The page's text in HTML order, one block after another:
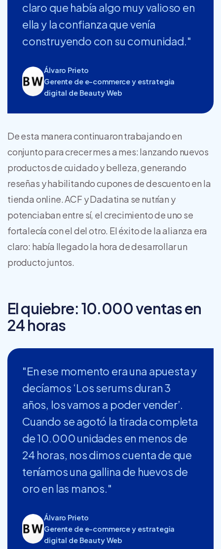
claro que había algo muy valioso en
ella y la confianza que venía
construyendo con su comunidad."
Álvaro Prieto
Gerente de e-commerce y estrategia
digital de Beauty Web
De esta manera continuaron trabajando en
conjunto para crecer mes a mes: lanzando nuevos
productos de cuidado y belleza, generando
reseñas y habilitando cupones de descuento en la
tienda online. ACF y Dadatina se nutrían y
potenciaban entre sí, el crecimiento de uno se
fortalecía con el del otro. El éxito de la alianza era
claro: había llegado la hora de desarrollar un
producto juntos.
El quiebre: 10.000 ventas en
24 horas
"En ese momento era una apuesta y
decíamos ‘Los serums duran 3
años, los vamos a poder vender’.
Cuando se agotó la tirada completa
de 10.000 unidades en menos de
24 horas, nos dimos cuenta de que
teníamos una gallina de huevos de
oro en las manos."
Álvaro Prieto
Gerente de e-commerce y estrategia
digital de Beauty Web